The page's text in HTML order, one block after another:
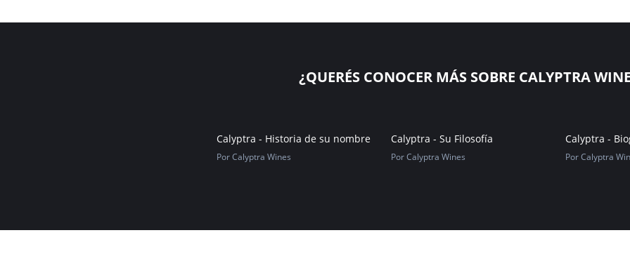
¿QUERÉS CONOCER MÁS SOBRE CALYPTRA
Calyptra - Historia de su nombre
Por Calyptra Wines
Calyptra - Su Filosofía
Por Calyptra Wines
Calyptra -
Por Calyptra